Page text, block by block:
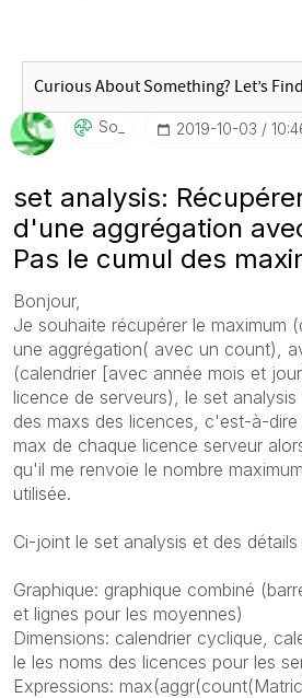
So_ ‎2019-10-03
set analysis:
d'une aggrégation
Pas le cumul des
Bonjour,
Je souhaite récupérer le maximum
une aggrégation( avec un count),
(calendrier [avec année mois et
licence de serveurs), le set
des maxs des licences, c'est-à-
max de chaque licence serveur
qu'il me renvoie le nombre
utilisée.
Ci-joint le set analysis et des détails
Graphique: graphique combiné
et lignes pour les moyennes)
Dimensions: calendrier cyclique,
le les noms des licences pour les
Expressions: